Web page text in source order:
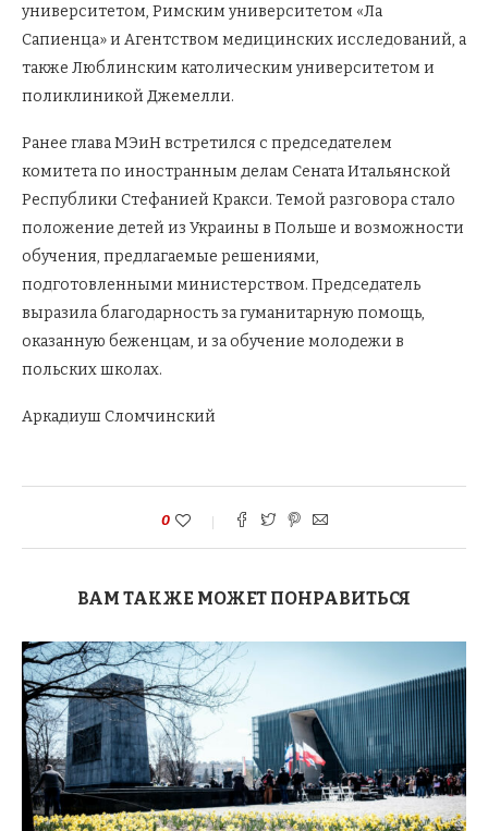
университетом, Римским университетом «Ла
Сапиенца» и Агентством медицинских исследований, а
также Люблинским католическим университетом и
поликлиникой Джемелли.
Ранее глава МЭиН встретился с председателем
комитета по иностранным делам Сената Итальянской
Республики Стефанией Кракси. Темой разговора стало
положение детей из Украины в Польше и возможности
обучения, предлагаемые решениями,
подготовленными министерством. Председатель
выразила благодарность за гуманитарную помощь,
оказанную беженцам, и за обучение молодежи в
польских школах.
Аркадиуш Сломчинский
0
ВАМ ТАКЖЕ МОЖЕТ ПОНРАВИТЬСЯ